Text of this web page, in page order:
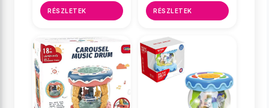
RÉSZLETEK RÉSZLETEK